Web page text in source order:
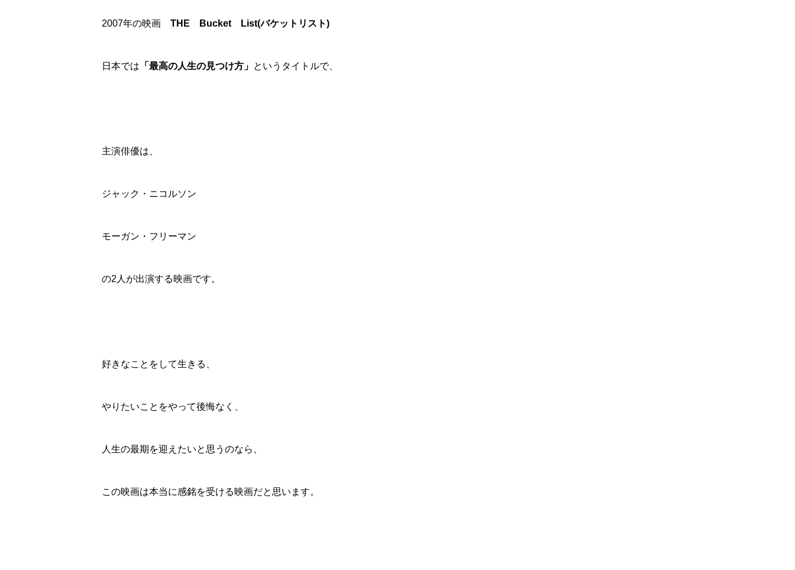
2007年の映画 THE Bucket List(バケットリスト)
日本では 「最高の人生の見つけ方」 というタイトルで、
主演俳優は、
ジャック・ニコルソン
モーガン・フリーマン
の2人が出演する映画です。
好きなことをして生きる、
やりたいことをやって後悔なく、
人生の最期を迎えたいと思うのなら、
この映画は本当に感銘を受ける映画だと思います。